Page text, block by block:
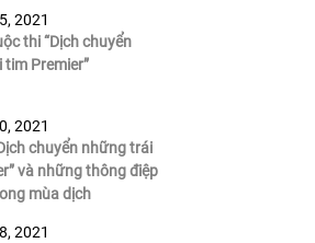
2021
thi “Dịch chuyển
Premier”
2021
chuyển những trái
và những thông điệp
mùa dịch
2021